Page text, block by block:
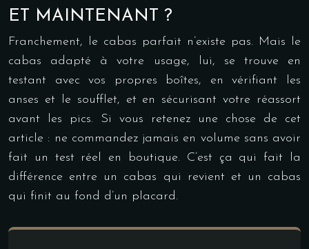
ET MAINTENANT ?
Franchement, le cabas parfait n’existe pas. Mais le
cabas adapté à votre usage, lui, se trouve en
testant avec vos propres boîtes, en vérifiant les
anses et le soufflet, et en sécurisant votre réassort
avant les pics. Si vous retenez une chose de cet
article : ne commandez jamais en volume sans avoir
fait un test réel en boutique. C’est ça qui fait la
différence entre un cabas qui revient et un cabas
qui finit au fond d’un placard.